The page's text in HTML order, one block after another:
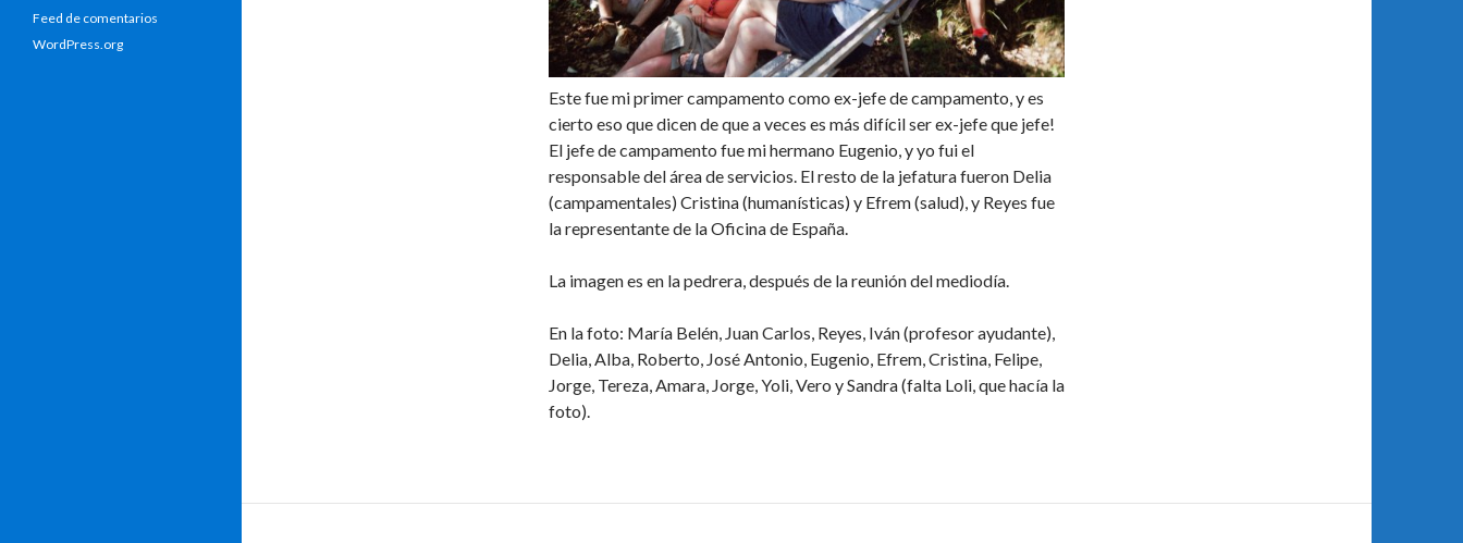
Este fue mi primer campamento como ex-jefe de campamento, y es
cierto eso que dicen de que a veces es más difícil ser ex-jefe que jefe!
El jefe de campamento fue mi hermano Eugenio, y yo fui el
responsable del área de servicios. El resto de la jefatura fueron Delia
(campamentales) Cristina (humanísticas) y Efrem (salud), y Reyes fue
la representante de la Oficina de España.
La imagen es en la pedrera, después de la reunión del mediodía.
En la foto: María Belén, Juan Carlos, Reyes, Iván (profesor ayudante),
Delia, Alba, Roberto, José Antonio, Eugenio, Efrem, Cristina, Felipe,
Jorge, Tereza, Amara, Jorge, Yoli, Vero y Sandra (falta Loli, que hacía la
foto).
Feed de comentarios
WordPress.org